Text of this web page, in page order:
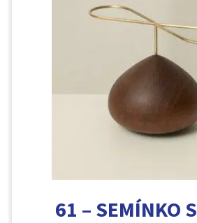
61 – SEMÍNKO S